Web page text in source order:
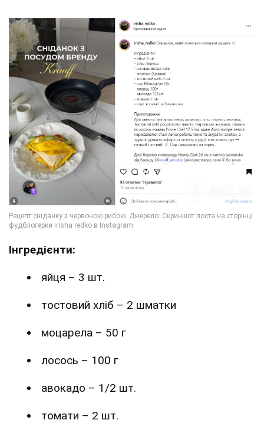
Інгредієнти:
яйця – 3 шт.
тостовий хліб – 2 шматки
моцарела – 50 г
лосось – 100 г
авокадо – 1/2 шт.
томати – 2 шт.